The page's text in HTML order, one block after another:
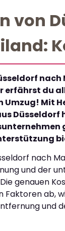
von
erfährst du
Umzug! Mit
Düsseldorf
nach
und der
genauen
Faktoren ab,
und